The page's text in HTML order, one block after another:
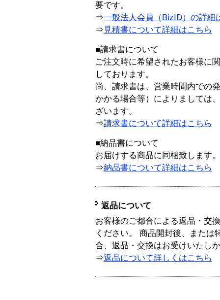
要です。
⇒一般法人会員（BizID）の詳細
⇒ 見積書について詳細はこちら
■請求書について
ご注文時に希望されたお客様に
しております。
尚、請求書は、営業時間内での
かかる場合等）によりましては
ざいます。
⇒請求書について詳細はこちら
■納品書について
お届けする商品に同梱致します。
⇒納品書について詳細はこちら
返品について
お客様のご都合による返品・交
ください。 商品開封後、または
合、返品・交換はお受けいたし
⇒返品について詳しくはこちら